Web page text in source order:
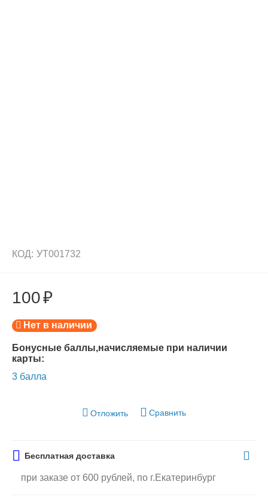
КОД: УТ001732
100₽
Нет в наличии
Бонусные баллы,начисляемые при наличии
карты:
3 балла
Отложить Сравнить
Бесплатная доставка
при заказе от 600 рублей, по г.Екатеринбург